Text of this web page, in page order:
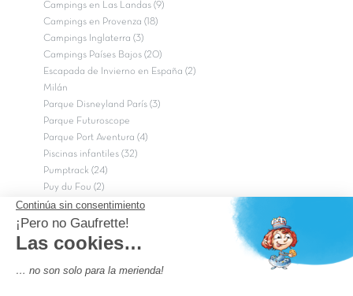
Campings en Las Landas (9)
Campings en Provenza (18)
Campings Inglaterra (3)
Campings Países Bajos (20)
Escapada de Invierno en España (2)
Milán
Parque Disneyland París (3)
Parque Futuroscope
Parque Port Aventura (4)
Piscinas infantiles (32)
Pumptrack (24)
Puy du Fou (2)
Roma
Semana Santa (17)
tripadvisor Traveler’s Choice 2026 (43)
campings niños Francia